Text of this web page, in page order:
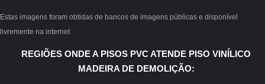
Estas imagens foram obtidas de bancos de imagens públicas e disponível
livremente na internet
REGIÕES ONDE A PISOS PVC ATENDE PISO VINÍLICO
MADEIRA DE DEMOLIÇÃO: